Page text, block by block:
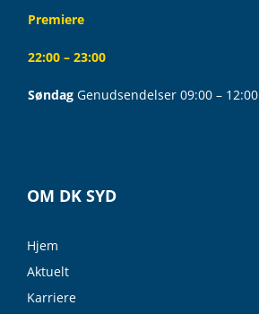
Premiere
22:00 – 23:00
Søndag Genudsendelser 09:00 – 12:00
OM DK SYD
Hjem
Aktuelt
Karriere